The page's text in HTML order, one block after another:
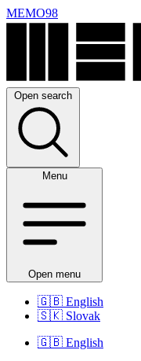
MEMO98
Open search
Menu
Open menu
🇬🇧 English
🇸🇰 Slovak
🇬🇧 English